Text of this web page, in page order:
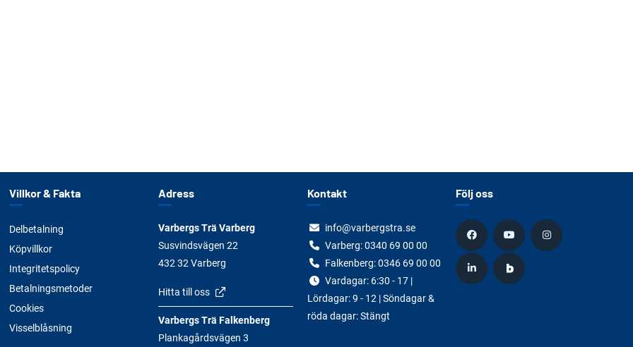
Villkor & Fakta
Delbetalning
Köpvillkor
Integritetspolicy
Betalningsmetoder
Cookies
Visselblåsning
Adress
Varbergs Trä Varberg
Susvindsvägen 22
432 32 Varberg
Hitta till oss
Varbergs Trä Falkenberg
Plankagårdsvägen 3
Kontakt
info@varbergstra.se
Varberg:0340 69 00 00
Falkenberg:0346 69 00 00
Vardagar: 6:30 - 17 |
Lördagar: 9 - 12 | Söndagar &
röda dagar: Stängt
Följ oss